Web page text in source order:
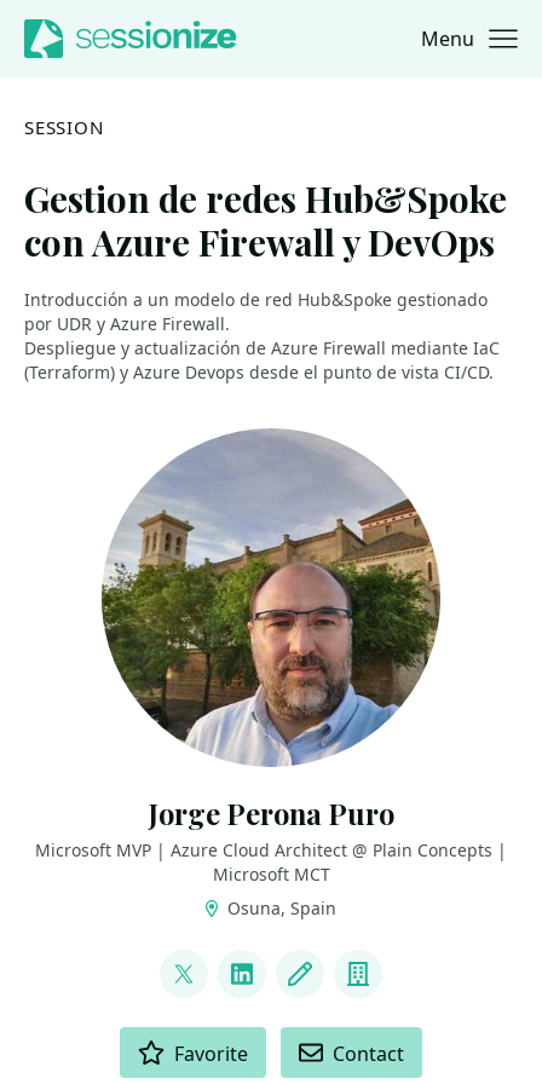
Jump to navigation
Jump to content Menu
SESSION
Gestion de redes Hub&Spoke
con Azure Firewall y DevOps
Introducción a un modelo de red Hub&Spoke gestionado
por UDR y Azure Firewall.
Despliegue y actualización de Azure Firewall mediante IaC
(Terraform) y Azure Devops desde el punto de vista CI/CD.
Jorge Perona Puro
Microsoft MVP | Azure Cloud Architect @ Plain Concepts |
Microsoft MCT
Osuna, Spain
@JrgPerona
LinkedInBlog Company
Favorite Contact